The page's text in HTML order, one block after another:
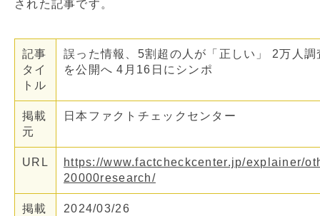
された記事です。
記事
タイ
トル
誤った情報、5割超の人が「正しい」 2万人調
を公開へ 4月16日にシンポ
掲載
元
日本ファクトチェックセンター
URL
https://www.factcheckcenter.jp/explainer/
20000research/
掲載
2024/03/26